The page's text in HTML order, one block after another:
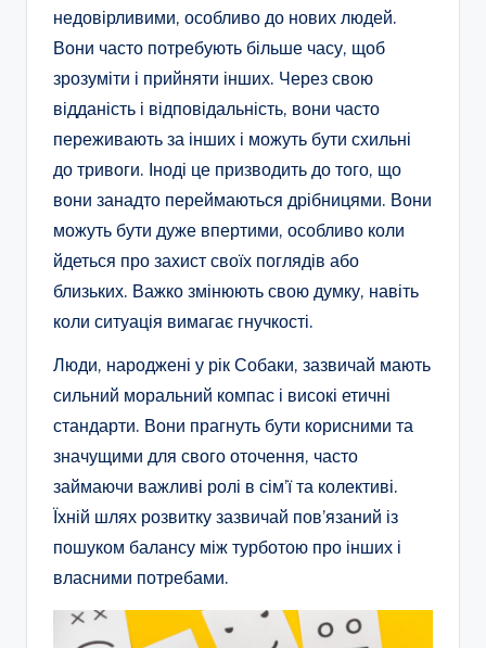
недовірливими, особливо до нових людей.
Вони часто потребують більше часу, щоб
зрозуміти і прийняти інших. Через свою
відданість і відповідальність, вони часто
переживають за інших і можуть бути схильні
до тривоги. Іноді це призводить до того, що
вони занадто переймаються дрібницями. Вони
можуть бути дуже впертими, особливо коли
йдеться про захист своїх поглядів або
близьких. Важко змінюють свою думку, навіть
коли ситуація вимагає гнучкості.
Люди, народжені у рік Собаки, зазвичай мають
сильний моральний компас і високі етичні
стандарти. Вони прагнуть бути корисними та
значущими для свого оточення, часто
займаючи важливі ролі в сім’ї та колективі.
Їхній шлях розвитку зазвичай пов’язаний із
пошуком балансу між турботою про інших і
власними потребами.